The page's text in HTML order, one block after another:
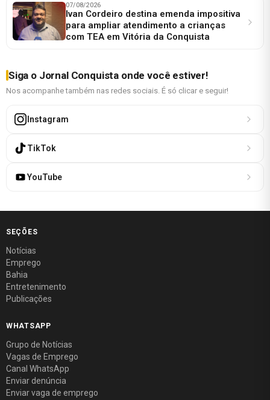
07/08/2026
Ivan Cordeiro destina emenda impositiva
para ampliar atendimento a crianças
com TEA em Vitória da Conquista
Siga o Jornal Conquista onde você estiver!
Nos acompanhe também nas redes sociais. É só clicar e seguir!
Instagram
TikTok
YouTube
SEÇÕES
Notícias
Emprego
Bahia
Entretenimento
Publicações
WHATSAPP
Grupo de Notícias
Vagas de Emprego
Canal WhatsApp
Enviar denúncia
Enviar vaga de emprego